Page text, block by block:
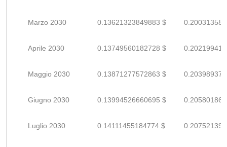
Marzo 2030 0.13621323849883 $
Aprile 2030 0.13749560182728 $
Maggio 2030 0.13871277572863 $
Giugno 2030 0.13994526660695 $
Luglio 2030 0.14111455184774 $